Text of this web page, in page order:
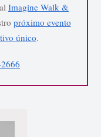
Imagine Walk &
próximo evento
único.